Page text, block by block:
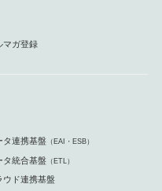
マガ登録
タ連携基盤 （EAI・ESB）
タ統合基盤 （ETL）
ウド連携基盤